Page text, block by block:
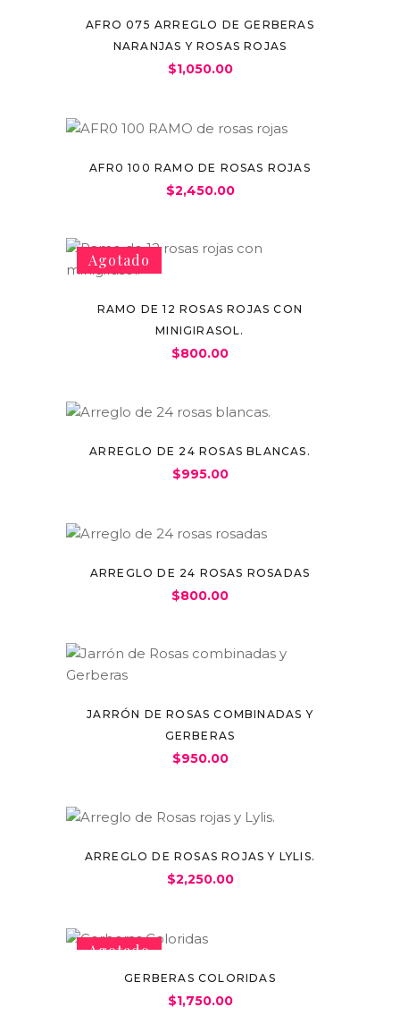
AFRO 075 ARREGLO DE GERBERAS
NARANJAS Y ROSAS ROJAS
$1,050.00
AFR0 100 RAMO DE ROSAS ROJAS
$2,450.00
Agotado
RAMO DE 12 ROSAS ROJAS CON
MINIGIRASOL.
$800.00
ARREGLO DE 24 ROSAS BLANCAS.
$995.00
ARREGLO DE 24 ROSAS ROSADAS
$800.00
JARRÓN DE ROSAS COMBINADAS Y
GERBERAS
$950.00
ARREGLO DE ROSAS ROJAS Y LYLIS.
$2,250.00
Agotado
GERBERAS COLORIDAS
$1,750.00